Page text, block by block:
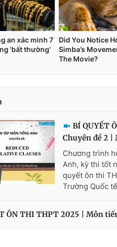
BÍ QUYẾT
Chuyên đề 2 |
Chương trình
Anh, kỳ thi tốt
quyết ôn thi
Trường Quốc
ÔN THI THPT 2025 | Môn